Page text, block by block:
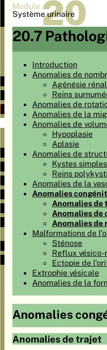
Module 20
Système urinaire
20.7
Introduction
Anomalies de
Agénésie
Reins
Anomalies de
Anomalies de la
Anomalies de
Hypoplasie
Aplasie
Anomalies de
Kystes
Reins
Anomalies de la
Anomalies
Anomalies de
Anomalies de
Anomalies de
Malformations de
Sténose
Reflux vésico-
Ectopie de
Extrophie vésicale
Anomalies de la
Anomalies
Anomalies de trajet